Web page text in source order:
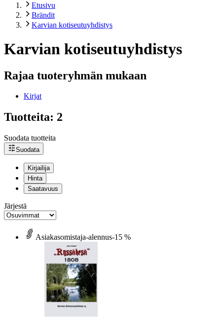
Etusivu
Brändit
Karvian kotiseutuyhdistys
Karvian kotiseutuyhdistys
Rajaa tuoteryhmän mukaan
Kirjat
Tuotteita: 2
Suodata tuotteita
Suodata
Kirjailija
Hinta
Saatavuus
Järjestä
Asiakasomistaja-alennus-15 %